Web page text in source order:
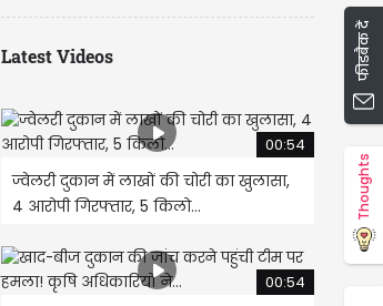
Latest Videos
00:54
ज्वेलरी दुकान में लाखों की चोरी का खुलासा,
4 आरोपी गिरफ्तार, 5 किलो...
00:54
फीडबैक दें
Thoughts